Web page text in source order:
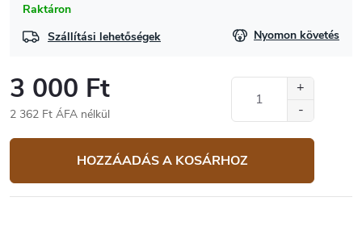
Raktáron
Szállítási lehetőségek Nyomon követés
3 000 Ft
2 362 Ft ÁFA nélkül
HOZZÁADÁS A KOSÁRHOZ